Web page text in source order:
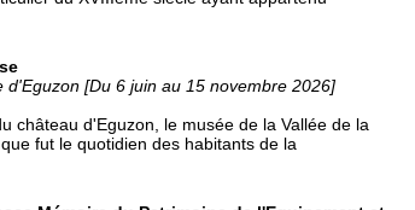
[Du 6 juin au 15 novembre 2026]
château d'Eguzon, le musée de la Vallée de la
fut le quotidien des habitants de la